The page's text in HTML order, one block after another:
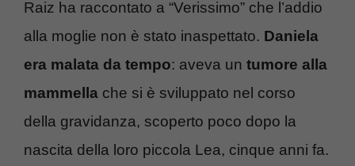
Raiz ha raccontato a “Verissimo” che l’addio
alla moglie non è stato inaspettato. Daniela
era malata da tempo: aveva un tumore alla
mammella che si è sviluppato nel corso
della gravidanza, scoperto poco dopo la
nascita della loro piccola Lea, cinque anni fa.